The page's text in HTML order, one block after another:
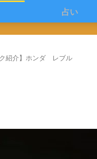
占い
ク紹介】ホンダ レブル